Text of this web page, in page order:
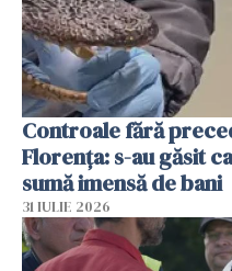
Controale fără
Florența: s-au găsit
sumă imensă de bani
31 IULIE 2026